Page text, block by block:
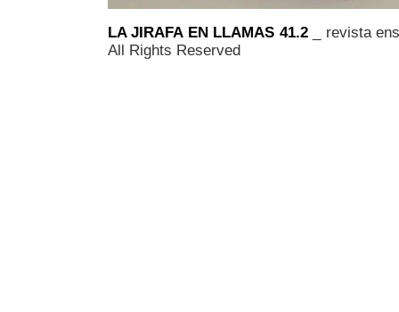
LA JIRAFA EN LLAMAS 41.2
_ revista
All Rights Reserved